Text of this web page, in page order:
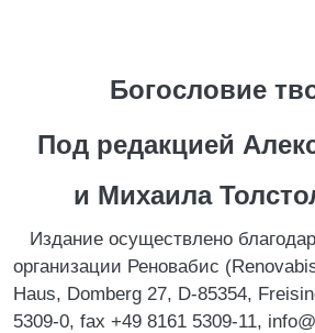
Богословие
Под редакцией
и Михаила
Издание осуществлено
организации Реновабис
Haus, Domberg 27, D-85354,
5309-0, fax +49 8161 5309-11,